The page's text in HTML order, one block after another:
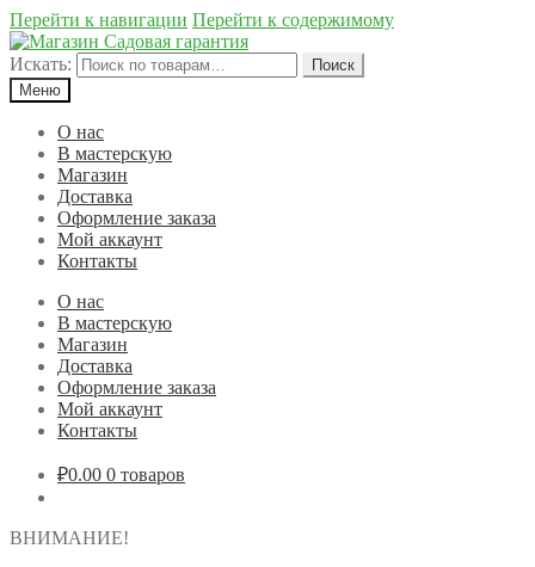
Перейти к навигации Перейти к содержимому
Искать:
Поиск
Меню
О нас
В мастерскую
Магазин
Доставка
Оформление заказа
Мой аккаунт
Контакты
О нас
В мастерскую
Магазин
Доставка
Оформление заказа
Мой аккаунт
Контакты
₽0.00 0 товаров
ВНИМАНИЕ!